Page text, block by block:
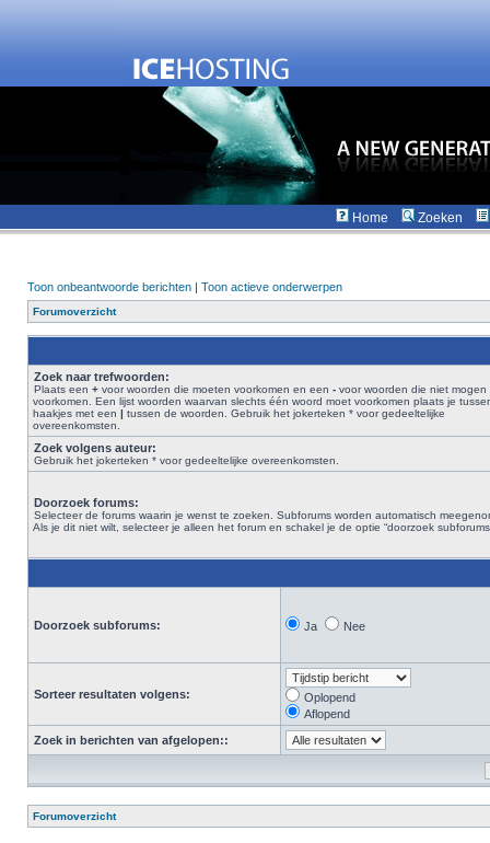
Home Zoeken
Toon onbeantwoorde berichten | Toon actieve onderwerpen
Forumoverzicht
Zoek naar trefwoorden:
Plaats een + voor woorden die moeten voorkomen en een - voor woorden die niet mogen
voorkomen. Een lijst woorden waarvan slechts één woord moet voorkomen plaats je
haakjes met een | tussen de woorden. Gebruik het jokerteken * voor gedeeltelijke
overeenkomsten.
Zoek volgens auteur:
Gebruik het jokerteken * voor gedeeltelijke overeenkomsten.
Doorzoek forums:
Selecteer de forums waarin je wenst te zoeken. Subforums worden automatisch
Als je dit niet wilt, selecteer je alleen het forum en schakel je de optie “doorzoek
Doorzoek subforums: Ja Nee
Sorteer resultaten volgens:
Oplopend
Aflopend
Zoek in berichten van afgelopen::
Forumoverzicht